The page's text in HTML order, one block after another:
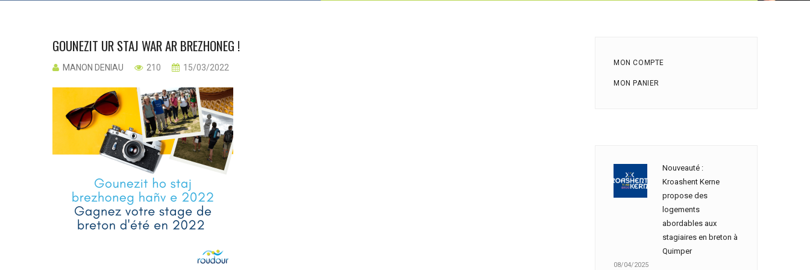
GOUNEZIT UR STAJ WAR AR BREZHONEG !
MANON DENIAU 210 15/03/2022 MON COMPTE
MON PANIER
Nouveauté :
Kroashent Kerne
propose des
logements
abordables aux
stagiaires en breton à
Quimper
08/04/2025